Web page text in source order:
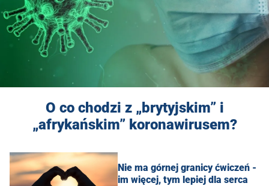
O co chodzi z „brytyjskim” i
„afrykańskim” koronawirusem?
Nie ma górnej granicy ćwiczeń -
im więcej, tym lepiej dla serca